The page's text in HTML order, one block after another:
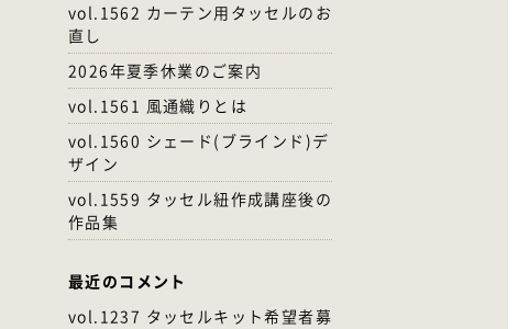
vol.1562 カーテン用タッセルのお
直し
2026年夏季休業のご案内
vol.1561 風通織りとは
vol.1560 シェード(ブラインド)デ
ザイン
vol.1559 タッセル紐作成講座後の
作品集
最近のコメント
vol.1237 タッセルキット希望者募